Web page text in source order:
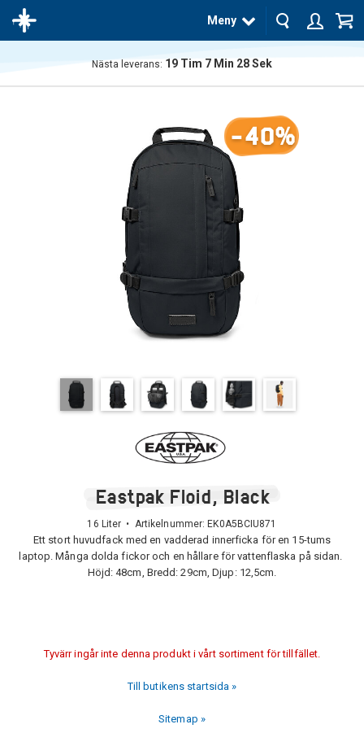
Meny
Nästa leverans: 19 Tim 7 Min 28Sek
-40%
Eastpak Floid, Black
16 Liter • Artikelnummer: EK0A5BCIU871
Ett stort huvudfack med en vadderad innerficka för en 15-tums
laptop. Många dolda fickor och en hållare för vattenflaska på sidan.
Höjd: 48cm, Bredd: 29cm, Djup: 12,5cm.
Tyvärr ingår inte denna produkt i vårt sortiment för tillfället.
Till butikens startsida »
Sitemap »